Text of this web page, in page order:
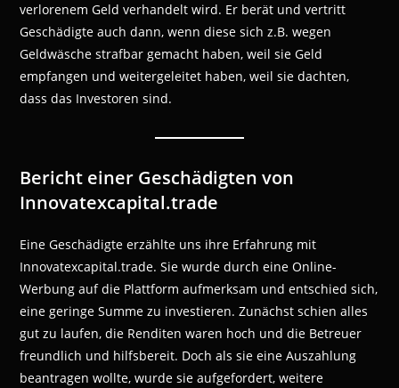
verlorenem Geld verhandelt wird. Er berät und vertritt
Geschädigte auch dann, wenn diese sich z.B. wegen
Geldwäsche strafbar gemacht haben, weil sie Geld
empfangen und weitergeleitet haben, weil sie dachten,
dass das Investoren sind.
Bericht einer Geschädigten von
Innovatexcapital.trade
Eine Geschädigte erzählte uns ihre Erfahrung mit
Innovatexcapital.trade. Sie wurde durch eine Online-
Werbung auf die Plattform aufmerksam und entschied sich,
eine geringe Summe zu investieren. Zunächst schien alles
gut zu laufen, die Renditen waren hoch und die Betreuer
freundlich und hilfsbereit. Doch als sie eine Auszahlung
beantragen wollte, wurde sie aufgefordert, weitere